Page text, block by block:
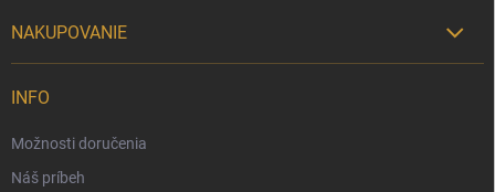
NAKUPOVANIE 
Darčekový radca 🎁
Moja objednávka
INFO
Možnosti doručenia
Náš príbeh